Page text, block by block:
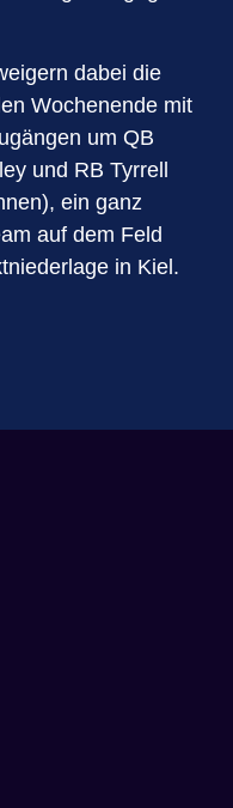
dabei die
Wochenende mit
um QB
und RB Tyrrell
ein ganz
auf dem Feld
in Kiel.